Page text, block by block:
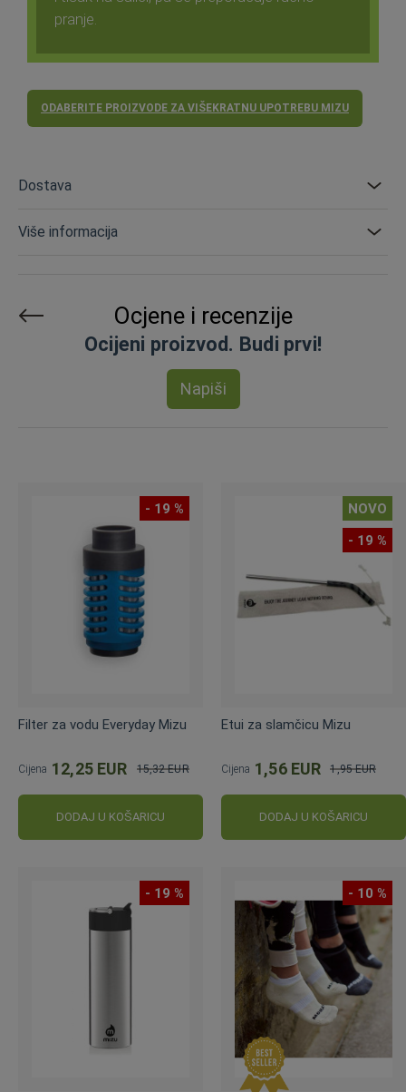
pranje.
ODABERITE PROIZVODE ZA VIŠEKRATNU UPOTREBU MIZU
Dostava
Više informacija
Ocjene i recenzije
Ocijeni proizvod. Budi prvi!
Napiši
- 19 %
Filter za vodu Everyday Mizu
Cijena 12,25 EUR
cijena
15,32 EUR
DODAJ U KOŠARICU
NOVO
- 19 %
Etui za slamčicu Mizu
Cijena 1,56 EUR
cijena
1,95 EUR
DODAJ U KOŠARICU
- 19 % - 10 %